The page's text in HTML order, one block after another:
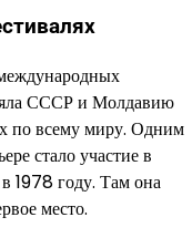
СССР и Молдавию
по всему миру. Одним
стало участие в
1978 году. Там она
место.